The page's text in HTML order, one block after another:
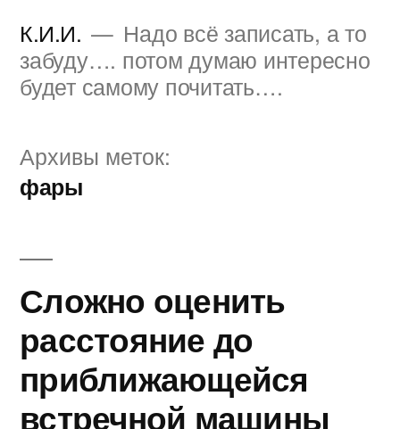
содержимому
К.И.И.
Надо всё записать, а то
забуду…. потом думаю интересно
будет самому почитать….
Архивы меток:
фары
Сложно оценить
расстояние до
приближающейся
встречной машины